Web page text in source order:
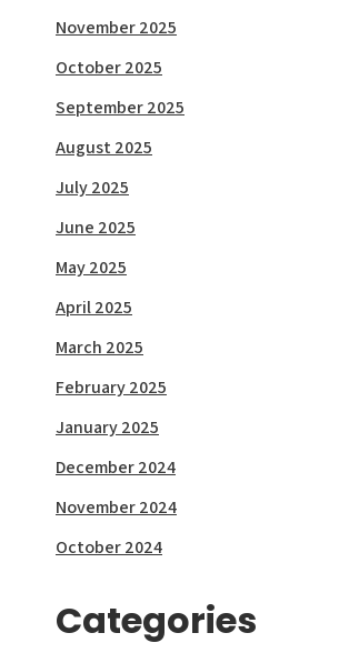
November 2025
October 2025
September 2025
August 2025
July 2025
June 2025
May 2025
April 2025
March 2025
February 2025
January 2025
December 2024
November 2024
October 2024
Categories